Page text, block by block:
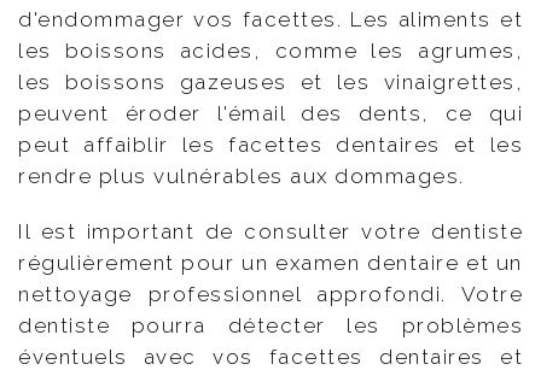
d'endommager vos facettes. Les aliments et
les boissons acides, comme les agrumes,
les boissons gazeuses et les vinaigrettes,
peuvent éroder l'émail des dents, ce qui
peut affaiblir les facettes dentaires et les
rendre plus vulnérables aux dommages.
Il est important de consulter votre dentiste
régulièrement pour un examen dentaire et un
nettoyage professionnel approfondi. Votre
dentiste pourra détecter les problèmes
éventuels avec vos facettes dentaires et